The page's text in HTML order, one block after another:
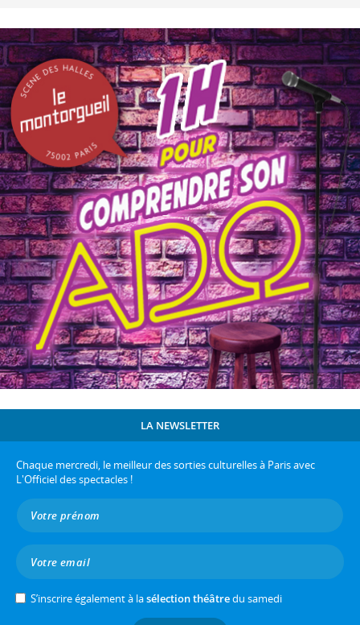
LA NEWSLETTER
Chaque mercredi, le meilleur des sorties culturelles à Paris avec
L'Officiel des spectacles !
S’inscrire également à lasélection théâtredu samedi